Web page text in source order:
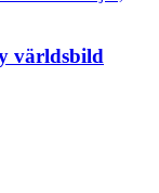
världsbild